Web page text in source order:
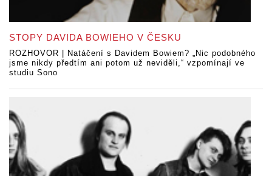
STOPY DAVIDA BOWIEHO V ČESKU
ROZHOVOR | Natáčení s Davidem Bowiem? „Nic podobného
jsme nikdy předtím ani potom už neviděli,“ vzpomínají ve
studiu Sono